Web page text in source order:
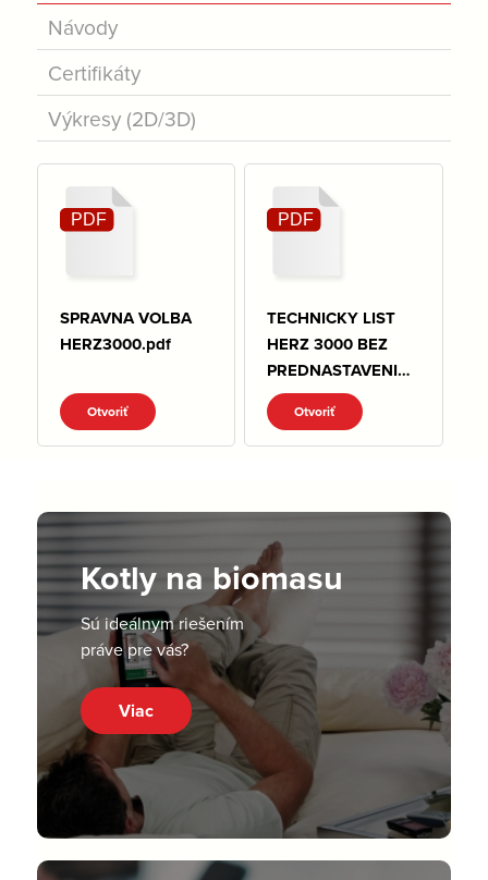
Návody
Certifikáty
Výkresy (2D/3D)
SPRAVNA VOLBA
HERZ3000.pdf
Otvoriť
TECHNICKY LIST
HERZ 3000 BEZ
PREDNASTAVENIA.
pdf
Otvoriť
Kotly na biomasu
Sú ideálnym riešením
práve pre vás?
Viac